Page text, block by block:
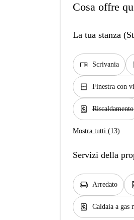
Cosa offre
La tua stanza
desk Scrivania
window_closed Finestra con
water_heater Riscaldamento
Mostra tutti (13)
Servizi della
chair Arredato
water_heater Caldaia a gas